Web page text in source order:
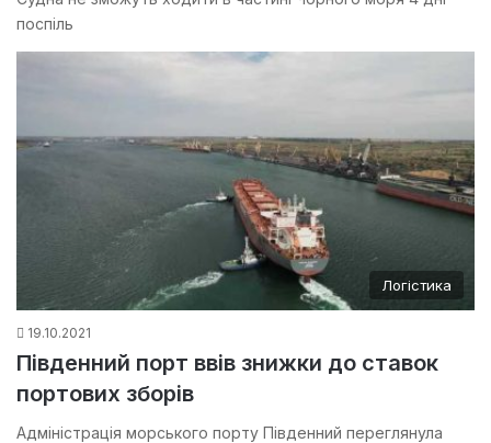
поспіль
Логістика
19.10.2021
Південний порт ввів знижки до ставок
портових зборів
Адміністрація морського порту Південний переглянула